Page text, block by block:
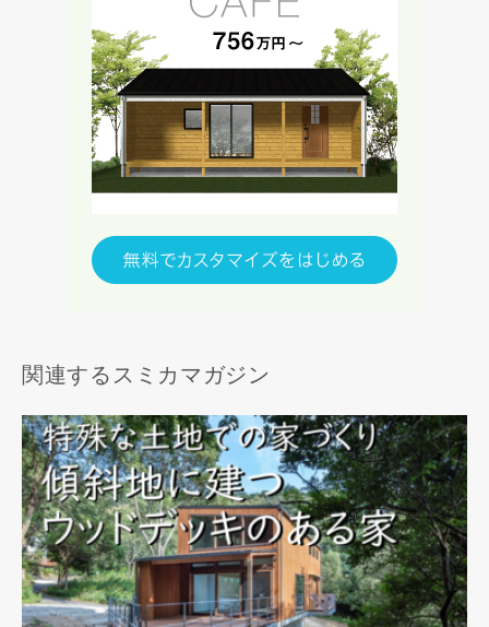
関連するスミカマガジン
資料請求にあたっての注意事項
当社は，当社の プライバシーポリシー
に則って，いただい
た情報を利用します。
当社はお客様からいただいた個人情報を，お客様が指定され
た専門家へ提供すること、または当社サービスのご案内のた
めに利用します。
当社は、本サービス又は利用契約に関し，お客様に発生した
損害について、債務不履行責任、不法行為責任、その他の法
します。
当社は、お客様が本サービスを利用することにより第三者と
の間で生じた紛争等について一切責任を負わないものとしま
キャンセル